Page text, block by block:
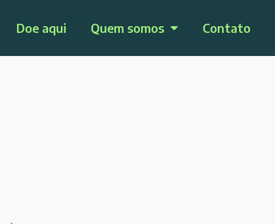
Doe aqui Quem somos Contato